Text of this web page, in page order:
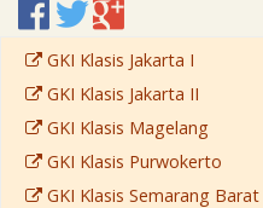
GKI Klasis Jakarta I
GKI Klasis Jakarta II
GKI Klasis Magelang
GKI Klasis Purwokerto
GKI Klasis Semarang Barat